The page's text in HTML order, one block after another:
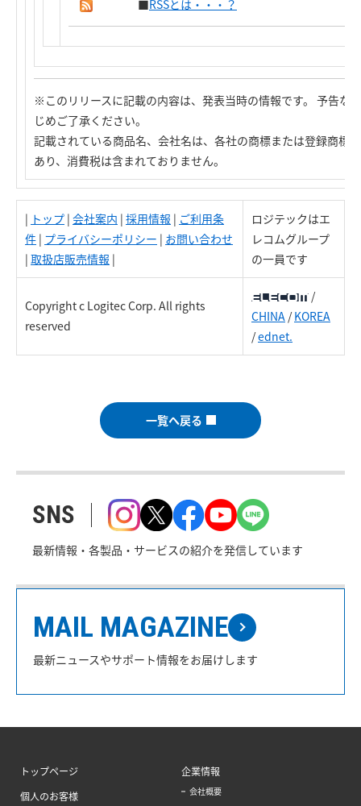
■RSSとは・・・？
※このリリースに記載の内容は、発表当時の情報です。 予告な
じめご了承ください。
記載されている商品名、会社名は、各社の商標または登録商標
あり、消費税は含まれておりません。
| トップ | 会社案内 | 採用情報 | ご利用条
件 | プライバシーポリシー | お問い合わせ
| 取扱店販売情報 |
ロジテックはエ
レコムグループ
の一員です
Copyright c Logitec Corp. All rights
reserved
/
CHINA /KOREA
/ednet.
一覧へ戻る
SNS
最新情報・各製品・サービスの紹介を発信しています
MAIL MAGAZINE
最新ニュースやサポート情報をお届けします
トップページ
個人のお客様
企業情報
会社概要